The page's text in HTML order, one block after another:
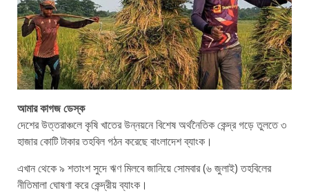
আমার কাগজ ডেস্ক
দেশের উত্তরাঞ্চলে কৃষি খাতের উন্নয়নে বিশেষ অর্থনৈতিক কেন্দ্র গড়ে তুলতে ৩
হাজার কোটি টাকার তহবিল গঠন করেছে বাংলাদেশ ব্যাংক।
এখান থেকে ৯ শতাংশ সুদে ঋণ মিলবে জানিয়ে সোমবার (৬ জুলাই) তহবিলের
নীতিমালা ঘোষণা করে কেন্দ্রীয় ব্যাংক।